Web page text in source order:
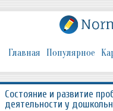
Главная Популярное
Состояние и развитие
деятельности у